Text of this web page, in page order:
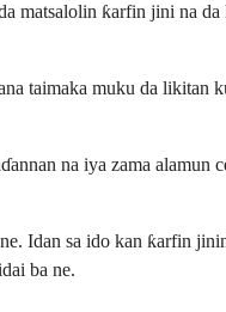
matsalolin ƙarfin jini na
taimaka muku da likitan
na iya zama alamun
Idan sa ido kan ƙarfin
ba ne.